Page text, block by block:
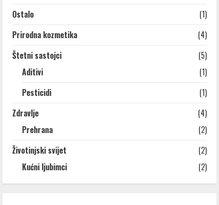
Ostalo
(1)
Prirodna kozmetika
(4)
Štetni sastojci
(5)
Aditivi
(1)
Pesticidi
(1)
Zdravlje
(4)
Prehrana
(2)
Životinjski svijet
(2)
Kućni ljubimci
(2)